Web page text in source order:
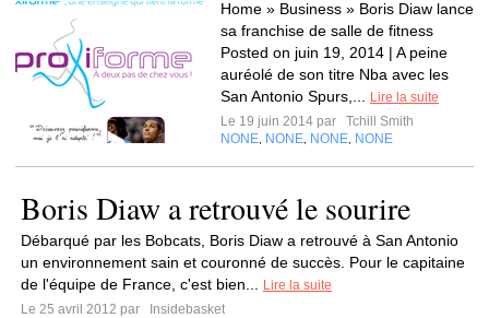
Home » Business » Boris Diaw lance
sa franchise de salle de fitness
Posted on juin 19, 2014 | A peine
auréolé de son titre Nba avec les
San Antonio Spurs,...
Lire la suite
Le 19 juin 2014 par
Tchill Smith
NONE NONE NONE NONE
Boris Diaw a retrouvé le sourire
Débarqué par les Bobcats, Boris Diaw a retrouvé à San Antonio
un environnement sain et couronné de succès. Pour le capitaine
de l'équipe de France, c'est bien...
Lire la suite
Le 25 avril 2012 par
Insidebasket